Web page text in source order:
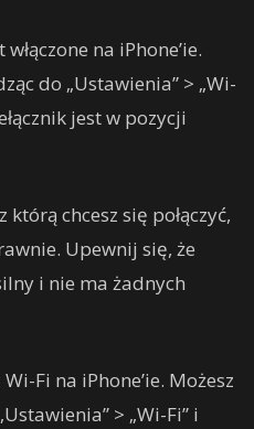
na iPhone’ie.
do „Ustawienia” > „Wi-
jest w pozycji
którą chcesz się połączyć,
Upewnij się, że
i nie ma żadnych
Fi na iPhone’ie. Możesz
> „Wi-Fi” i